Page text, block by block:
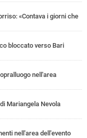
«Contava i giorni che
bloccato verso Bari
nell'area
Mariangela Nevola
nell'area dell'evento